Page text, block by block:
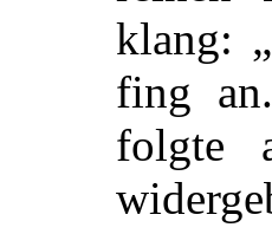
klang:
fing
folgte